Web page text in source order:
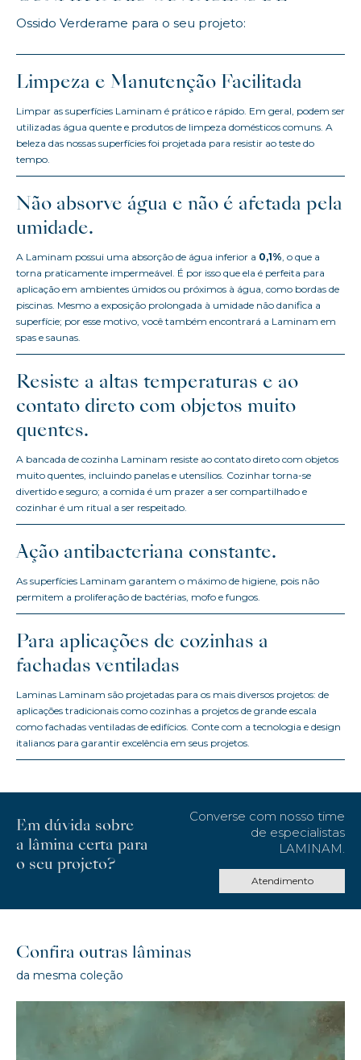
Ossido Verderame para o seu projeto:
Limpeza e Manutenção Facilitada
Limpar as superfícies Laminam é prático e rápido. Em geral, podem ser
utilizadas água quente e produtos de limpeza domésticos comuns. A
beleza das nossas superfícies foi projetada para resistir ao teste do
tempo.
Não absorve água e não é afetada pela
umidade.
A Laminam possui uma absorção de água inferior a 0,1%, o que a
torna praticamente impermeável. É por isso que ela é perfeita para
aplicação em ambientes úmidos ou próximos à água, como bordas de
piscinas. Mesmo a exposição prolongada à umidade não danifica a
superfície; por esse motivo, você também encontrará a Laminam em
spas e saunas.
Resiste a altas temperaturas e ao
contato direto com objetos muito
quentes.
A bancada de cozinha Laminam resiste ao contato direto com objetos
muito quentes, incluindo panelas e utensílios. Cozinhar torna-se
divertido e seguro; a comida é um prazer a ser compartilhado e
cozinhar é um ritual a ser respeitado.
Ação antibacteriana constante.
As superfícies Laminam garantem o máximo de higiene, pois não
permitem a proliferação de bactérias, mofo e fungos.
Para aplicações de cozinhas a
fachadas ventiladas
Laminas Laminam são projetadas para os mais diversos projetos: de
aplicações tradicionais como cozinhas a projetos de grande escala
como fachadas ventiladas de edifícios. Conte com a tecnologia e design
italianos para garantir excelência em seus projetos.
Em dúvida sobre
a lâmina certa para
o seu projeto?
Converse com nosso time
de especialistas
LAMINAM.
Atendimento
Confira outras lâminas
da mesma coleção